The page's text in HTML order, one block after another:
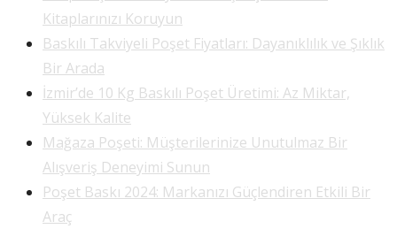
Kitaplarınızı Koruyun
Baskılı Takviyeli Poşet Fiyatları: Dayanıklılık ve Şıklık
Bir Arada
İzmir’de 10 Kg Baskılı Poşet Üretimi: Az Miktar,
Yüksek Kalite
Mağaza Poşeti: Müşterilerinize Unutulmaz Bir
Alışveriş Deneyimi Sunun
Poşet Baskı 2024: Markanızı Güçlendiren Etkili Bir
Araç